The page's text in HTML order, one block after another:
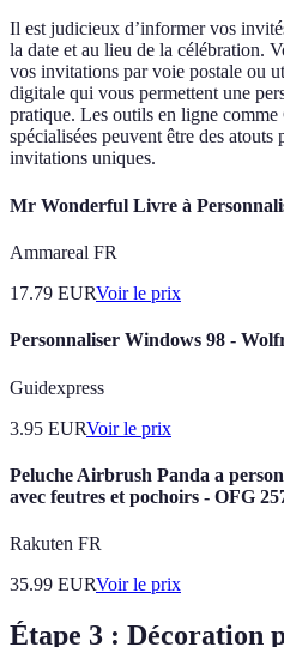
Il est judicieux d’informer vos
la date et au lieu de la célébration.
vos invitations par voie postale ou
digitale qui vous permettent une
pratique. Les outils en ligne comme
spécialisées peuvent être des
invitations uniques.
Mr Wonderful Livre à
Ammareal FR
17.79 EURVoir le prix
Personnaliser Windows 98 -
Guidexpress
3.95 EURVoir le prix
Peluche Airbrush Panda a
avec feutres et pochoirs - OFG
Rakuten FR
35.99 EURVoir le prix
Étape 3 : Décoration